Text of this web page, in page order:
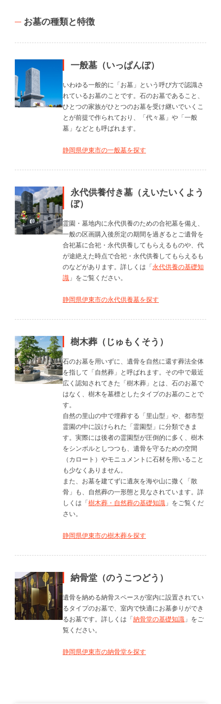
お墓の種類と特徴
一般墓（いっぱんぼ）
いわゆる一般的に「お墓」という呼び方で認識さ
れているお墓のことです。石のお墓であること、
ひとつの家族がひとつのお墓を受け継いでいくこ
とが前提で作られており、「代々墓」や「一般
墓」などとも呼ばれます。
静岡県伊東市の一般墓を探す
永代供養付き墓（えいたいくよう
ぼ）
霊園・墓地内に永代供養のための合祀墓を備え、
一般の区画購入後所定の期間を過ぎるとご遺骨を
合祀墓に合祀・永代供養してもらえるものや、代
が途絶えた時点で合祀・永代供養してもらえるも
のなどがあります。詳しくは「永代供養の基礎知
識 」をご覧ください。
静岡県伊東市の永代供養墓を探す
樹木葬（じゅもくそう）
石のお墓を用いずに、遺骨を自然に還す葬法全体
を指して「自然葬」と呼ばれます。その中で最近
広く認知されてきた「樹木葬」とは、石のお墓で
はなく、樹木を墓標としたタイプのお墓のことで
す。
自然の里山の中で埋葬する「里山型」や、都市型
霊園の中に設けられた「霊園型」に分類できま
す。実際には後者の霊園型が圧倒的に多く、樹木
をシンボルとしつつも、遺骨を守るための空間
（カロート）やモニュメントに石材を用いること
も少なくありません。
また、お墓を建てずに遺灰を海や山に撒く「散
骨」も、自然葬の一形態と見なされています。詳
しくは「樹木葬・自然葬の基礎知識 」をご覧くだ
さい。
静岡県伊東市の樹木葬を探す
納骨堂（のうこつどう）
遺骨を納める納骨スペースが室内に設置されてい
るタイプのお墓で、室内で快適にお墓参りができ
るお墓です。詳しくは「納骨堂の基礎知識 」をご
覧ください。
静岡県伊東市の納骨堂を探す